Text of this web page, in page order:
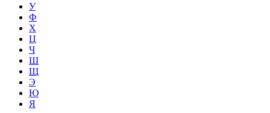
У
Ф
Х
Ц
Ч
Ш
Щ
Э
Ю
Я